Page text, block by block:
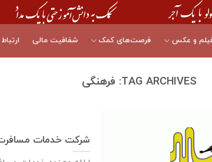
و عکس فرصت‌های کمک شفافیت مالی
TAG ARCHIVES: فرهنگی
شرکت خدمات مسافرت